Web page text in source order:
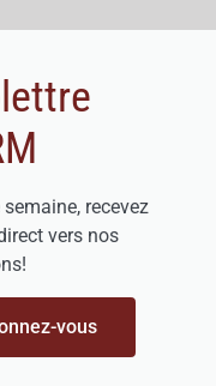
semaine, recevez
vers nos
vous